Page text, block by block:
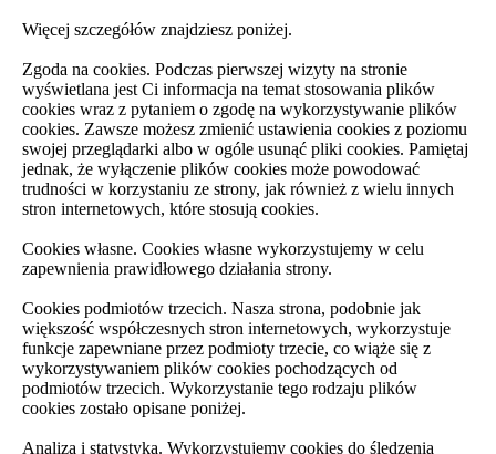
Więcej szczegółów znajdziesz poniżej.
Zgoda na cookies. Podczas pierwszej wizyty na stronie
wyświetlana jest Ci informacja na temat stosowania plików
cookies wraz z pytaniem o zgodę na wykorzystywanie plików
cookies. Zawsze możesz zmienić ustawienia cookies z poziomu
swojej przeglądarki albo w ogóle usunąć pliki cookies. Pamiętaj
jednak, że wyłączenie plików cookies może powodować
trudności w korzystaniu ze strony, jak również z wielu innych
stron internetowych, które stosują cookies.
Cookies własne. Cookies własne wykorzystujemy w celu
zapewnienia prawidłowego działania strony.
Cookies podmiotów trzecich. Nasza strona, podobnie jak
większość współczesnych stron internetowych, wykorzystuje
funkcje zapewniane przez podmioty trzecie, co wiąże się z
wykorzystywaniem plików cookies pochodzących od
podmiotów trzecich. Wykorzystanie tego rodzaju plików
cookies zostało opisane poniżej.
Analiza i statystyka. Wykorzystujemy cookies do śledzenia